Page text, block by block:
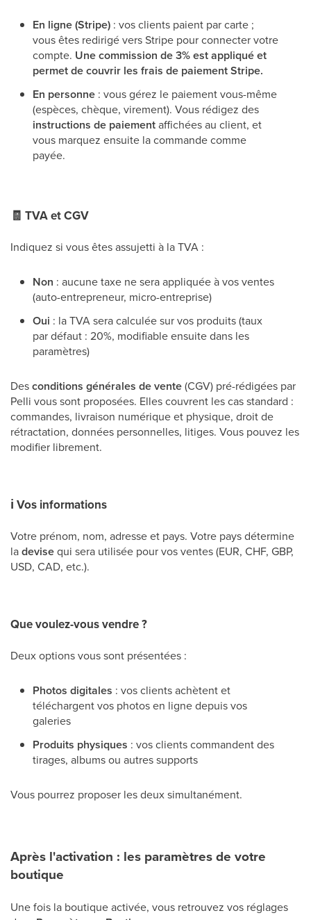
En ligne (Stripe) : vos clients paient par carte ;
vous êtes redirigé vers Stripe pour connecter votre
compte. Une commission de 3% est appliqué et
permet de couvrir les frais de paiement Stripe.
En personne : vous gérez le paiement vous-même
(espèces, chèque, virement). Vous rédigez des
instructions de paiementaffichées au client, et
vous marquez ensuite la commande comme
payée.
🧾 TVA et CGV
Indiquez si vous êtes assujetti à la TVA :
Non : aucune taxe ne sera appliquée à vos ventes
(auto-entrepreneur, micro-entreprise)
Oui : la TVA sera calculée sur vos produits (taux
par défaut : 20%, modifiable ensuite dans les
paramètres)
Desconditions générales de vente(CGV) pré-rédigées par
Pelli vous sont proposées. Elles couvrent les cas standard :
commandes, livraison numérique et physique, droit de
rétractation, données personnelles, litiges. Vous pouvez les
modifier librement.
ℹ Vos informations
Votre prénom, nom, adresse et pays. Votre pays détermine
ladevisequi sera utilisée pour vos ventes (EUR, CHF, GBP,
USD, CAD, etc.).
Que voulez-vous vendre ?
Deux options vous sont présentées :
Photos digitales : vos clients achètent et
téléchargent vos photos en ligne depuis vos
galeries
Produits physiques : vos clients commandent des
tirages, albums ou autres supports
Vous pourrez proposer les deux simultanément.
Après l'activation : les paramètres de votre
boutique
Une fois la boutique activée, vous retrouvez vos réglages